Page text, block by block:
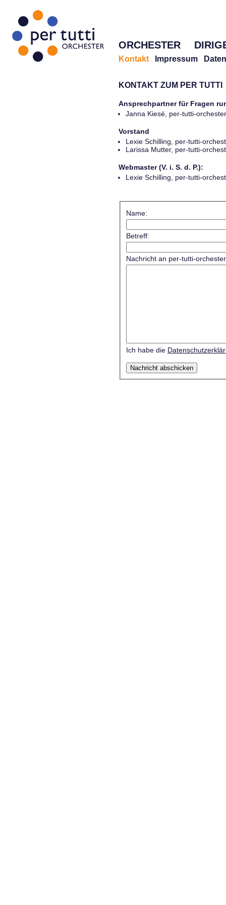
ORCHESTER
Kontakt Impressum
KONTAKT ZUM PER TUTTI
Ansprechpartner für Fragen
Janna Kiesé, per-tutti-
Vorstand
Lexie Schilling, per-tutti-
Larissa Mutter, per-tutti-
Webmaster (V. i. S. d. P.):
Lexie Schilling, per-tutti-
Name:
Betreff:
Nachricht an per-tutti-
Ich habe die